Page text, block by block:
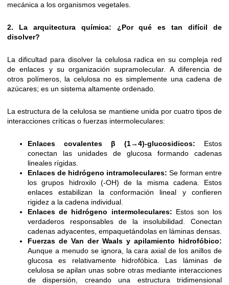
mecánica a los organismos vegetales.
2. La arquitectura química: ¿Por qué es tan difícil de
disolver?
La dificultad para disolver la celulosa radica en su compleja red
de enlaces y su organización supramolecular. A diferencia de
otros polímeros, la celulosa no es simplemente una cadena de
azúcares; es un sistema altamente ordenado.
La estructura de la celulosa se mantiene unida por cuatro tipos de
interacciones críticas o fuerzas intermoleculares:
Enlaces covalentes β (1→4)-glucosidicos: Estos
conectan las unidades de glucosa formando cadenas
lineales rígidas.
Enlaces de hidrógeno intramoleculares: Se forman entre
los grupos hidroxilo (-OH) de la misma cadena. Estos
enlaces estabilizan la conformación lineal y confieren
rigidez a la cadena individual.
Enlaces de hidrógeno intermoleculares: Estos son los
verdaderos responsables de la insolubilidad. Conectan
cadenas adyacentes, empaquetándolas en láminas densas.
Fuerzas de Van der Waals y apilamiento hidrofóbico:
Aunque a menudo se ignora, la cara axial de los anillos de
glucosa es relativamente hidrofóbica. Las láminas de
celulosa se apilan unas sobre otras mediante interacciones
de dispersión, creando una estructura tridimensional